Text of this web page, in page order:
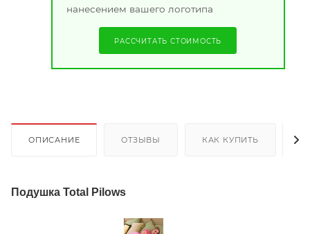
нанесением вашего логотипа
РАССЧИТАТЬ СТОИМОСТЬ
ОПИСАНИЕ ОТЗЫВЫ КАК КУПИТЬ
Подушка Total Pilows